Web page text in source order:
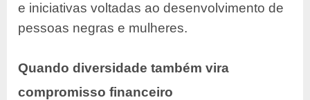
e iniciativas voltadas ao desenvolvimento de
pessoas negras e mulheres.
Quando diversidade também vira
compromisso financeiro